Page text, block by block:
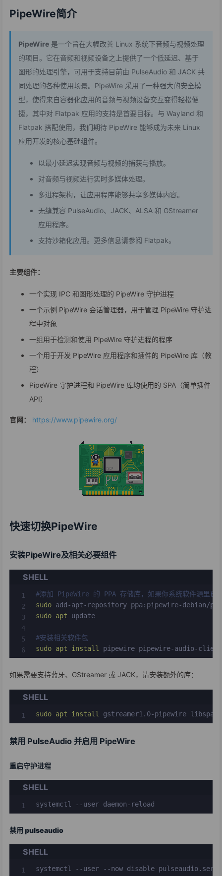
PipeWire简介
PipeWire 是一个旨在大幅改善 Linux 系统下音频与视频处理
的项目。它在音频和视频设备之上提供了一个低延迟、基于
图形的处理引擎，可用于支持目前由 PulseAudio 和 JACK 共
同处理的各种使用场景。PipeWire 采用了一种强大的安全模
型，使得来自容器化应用的音频与视频设备交互变得轻松便
捷，其中对 Flatpak 应用的支持是首要目标。与 Wayland 和
Flatpak 搭配使用，我们期待 PipeWire 能够成为未来 Linux
应用开发的核心基础组件。
以最小延迟实现音频与视频的捕获与播放。
对音频与视频进行实时多媒体处理。
多进程架构，让应用程序能够共享多媒体内容。
无缝兼容 PulseAudio、JACK、ALSA 和 GStreamer
应用程序。
支持沙箱化应用。更多信息请参阅 Flatpak。
主要组件：
一个实现 IPC 和图形处理的 PipeWire 守护进程
一个示例 PipeWire 会话管理器，用于管理 PipeWire 守护进
程中对象
一组用于检测和使用 PipeWire 守护进程的程序
一个用于开发 PipeWire 应用程序和插件的 PipeWire 库（教
程）
PipeWire 守护进程和 PipeWire 库均使用的 SPA（简单插件
API）
官网： https://www.pipewire.org/
快速切换PipeWire
安装PipeWire及相关必要组件
SHELL
#添加 PipeWire 的 PPA 存储库，如果你系统软件源里已
sudo
sudo apt update
#安装相关软件包
sudo apt install pipewire pipewire-audio-
如果需要支持蓝牙、GStreamer 或 JACK，请安装额外的库：
SHELL
sudo apt install gstreamer1.0-pipewire libspa-
禁用 PulseAudio 并启用 PipeWire
重启守护进程
SHELL
systemctl --user daemon-reload
禁用 pulseaudio
SHELL
systemctl --user --now disable